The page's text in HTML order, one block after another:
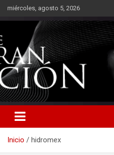
Saltarmiércoles, agosto 5, 2026
Inicio hidromex